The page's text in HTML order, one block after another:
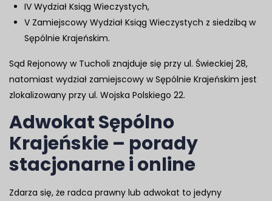
IV Wydział Ksiąg Wieczystych,
V Zamiejscowy Wydział Ksiąg Wieczystych z siedzibą w
Sępólnie Krajeńskim.
Sąd Rejonowy w Tucholi znajduje się przy ul. Świeckiej 28,
natomiast wydział zamiejscowy w Sępólnie Krajeńskim jest
zlokalizowany przy ul. Wojska Polskiego 22.
Adwokat Sępólno
Krajeńskie – porady
stacjonarne i online
Zdarza się, że radca prawny lub adwokat to jedyny